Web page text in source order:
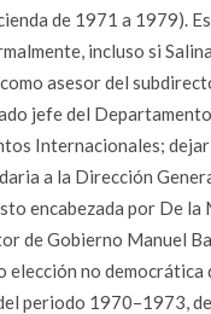
de 1971 a 1979).
incluso si
asesor del
jefe del
Internacionales;
a la Dirección
encabezada por De la
de Gobierno Manuel
elección no
periodo 1970–1973,